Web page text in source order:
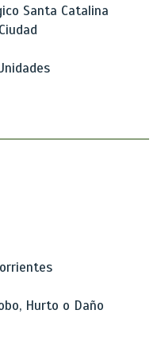
Santa Catalina
Hurto o Daño